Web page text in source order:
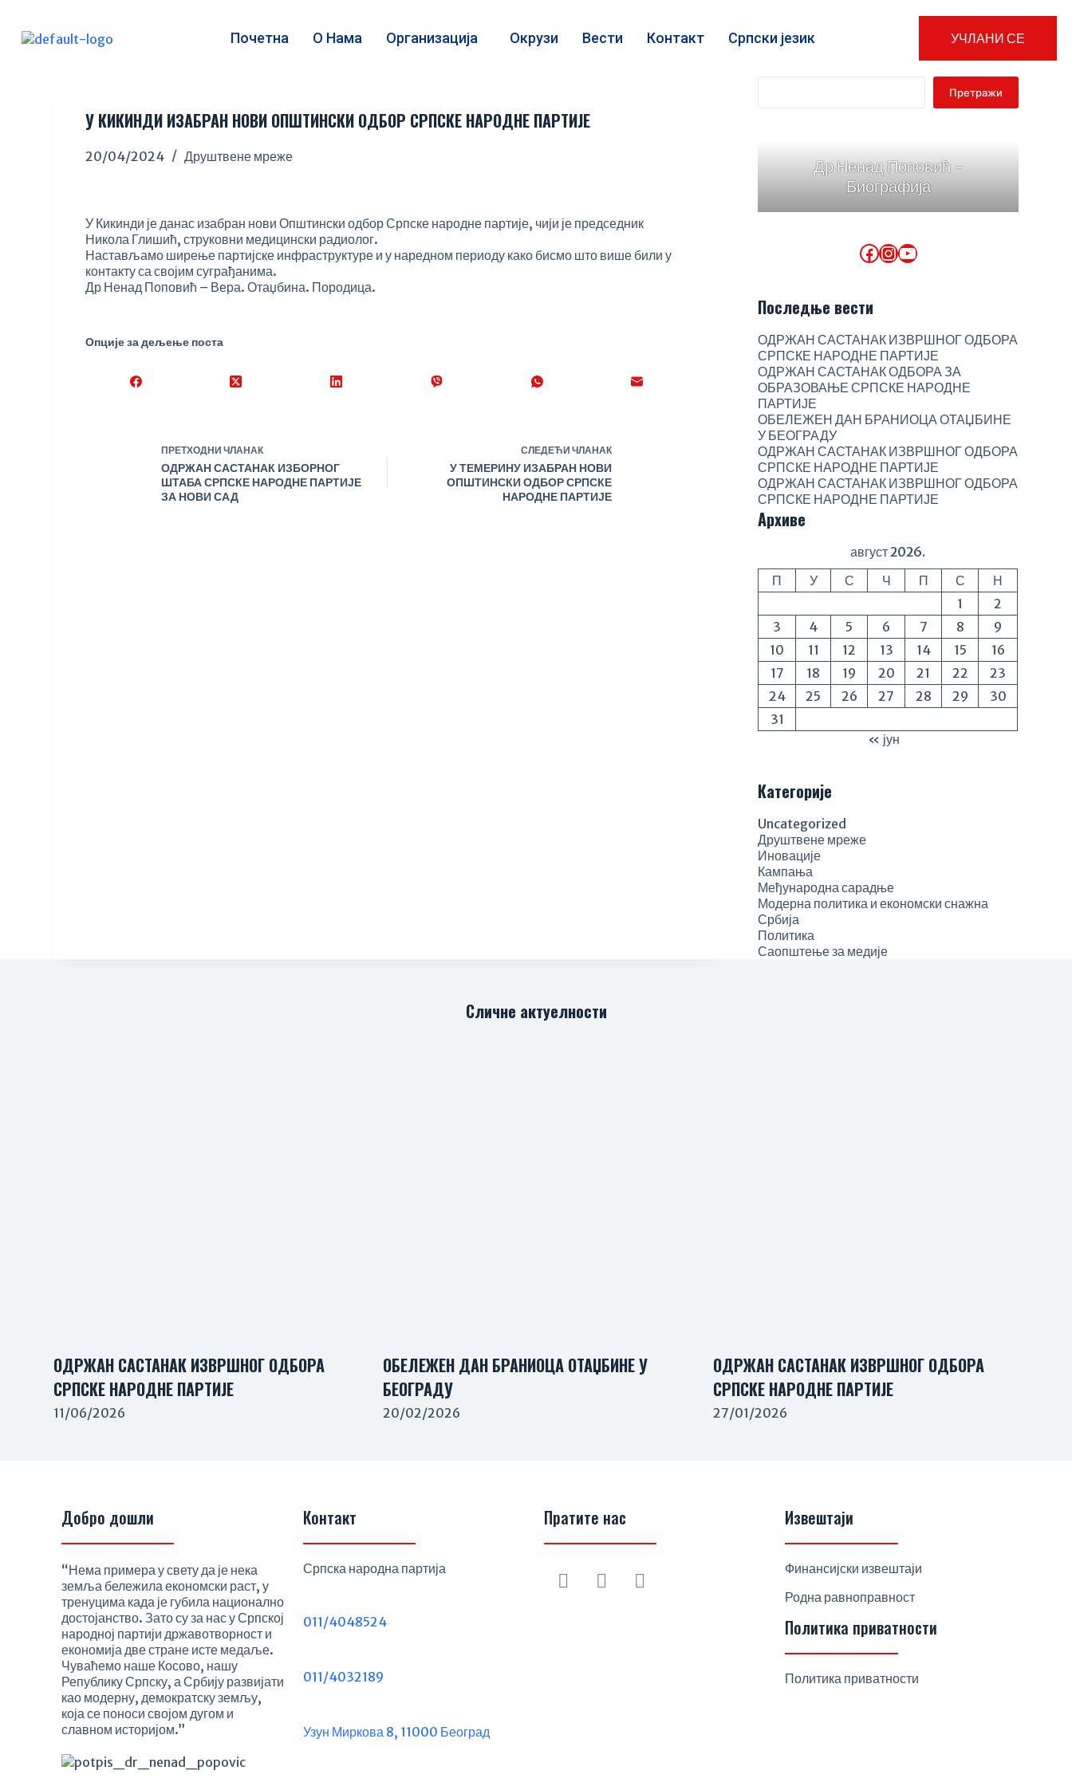
k
Почетна О Нама Организација Окрузи Вести Контакт Српски језик УЧЛАНИ СЕ
У КИКИНДИ ИЗАБРАН НОВИ ОПШТИНСКИ ОДБОР СРПСКЕ НАРОДНЕ ПАРТИЈЕ
20/04/2024 Друштвене мреже
У Кикинди је данас изабран нови Општински одбор Српске народне партије, чији је председник
Никола Глишић, струковни медицински радиолог.
Настављамо ширење партијске инфраструктуре и у наредном периоду како бисмо што више били у
контакту са својим суграђанима.
Др Ненад Поповић – Вера. Отаџбина. Породица.
Опције за дељење поста
ПРЕТХОДНИЧЛАНАК
ОДРЖАН САСТАНАК ИЗБОРНОГ
ШТАБА СРПСКЕ НАРОДНЕ ПАРТИЈЕ
ЗА НОВИ САД
СЛЕДЕЋИ ЧЛАНАК
У ТЕМЕРИНУ ИЗАБРАН НОВИ
ОПШТИНСКИ ОДБОР СРПСКЕ
НАРОДНЕ ПАРТИЈЕ
Претражи
Др Ненад Поповић -
Биографија
Последње вести
ОДРЖАН САСТАНАК ИЗВРШНОГ ОДБОРА
СРПСКЕ НАРОДНЕ ПАРТИЈЕ
ОДРЖАН САСТАНАК ОДБОРА ЗА
ОБРАЗОВАЊЕ СРПСКЕ НАРОДНЕ
ПАРТИЈЕ
ОБЕЛЕЖЕН ДАН БРАНИОЦА ОТАЏБИНЕ
У БЕОГРАДУ
ОДРЖАН САСТАНАК ИЗВРШНОГ ОДБОРА
СРПСКЕ НАРОДНЕ ПАРТИЈЕ
ОДРЖАН САСТАНАК ИЗВРШНОГ ОДБОРА
СРПСКЕ НАРОДНЕ ПАРТИЈЕ
Архиве
август 2026.
П
У С Ч П С
Н
1
2
3
4 5 6 7 8
9
10
11 12 13 14 15
16
17
18 19 20 21 22
23
24
25 26 27 28 29
30
31
« јун
Категорије
Uncategorized
Друштвене мреже
Иновације
Кампања
Међународна сарадње
Модерна политика и економски снажна
Србија
Политика
Саопштење за медије
Сличне актуелности
ОДРЖАН САСТАНАК ИЗВРШНОГ ОДБОРА
СРПСКЕ НАРОДНЕ ПАРТИЈЕ
11/06/2026
ОБЕЛЕЖЕН ДАН БРАНИОЦА ОТАЏБИНЕ У
БЕОГРАДУ
20/02/2026
ОДРЖАН САСТАНАК ИЗВРШНОГ ОДБОРА
СРПСКЕ НАРОДНЕ ПАРТИЈЕ
27/01/2026
Добро дошли
“Нема примера у свету да је нека
земља бележила економски раст, у
тренуцима када је губила национално
достојанство. Зато су за нас у Српској
народној партији државотворност и
економија две стране исте медаље.
Чуваћемо наше Косово, нашу
Републику Српску, а Србију развијати
као модерну, демократску земљу,
која се поноси својом дугом и
славном историјом.”
Контакт
Српска народна партија
011/4048524
011/4032189
Узун Миркова 8, 11000 Београд
Пратите нас Извештаји
Финансијски извештаји
Родна равноправност
Политика приватности
Политика приватности